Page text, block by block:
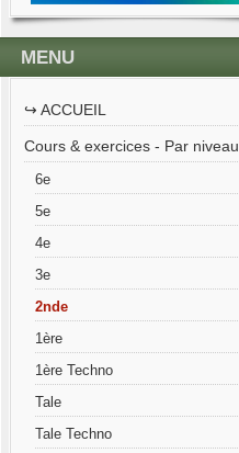
MENU
↪︎ ACCUEIL
Cours & exercices - Par niveau
6e
5e
4e
3e
2nde
1ère
1ère Techno
Tale
Tale Techno